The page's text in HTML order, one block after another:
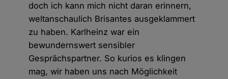
doch ich kann mich nicht daran erinnern,
weltanschaulich Brisantes ausgeklammert
zu haben. Karlheinz war ein
bewundernswert sensibler
Gesprächspartner. So kurios es klingen
mag, wir haben uns nach Möglichkeit